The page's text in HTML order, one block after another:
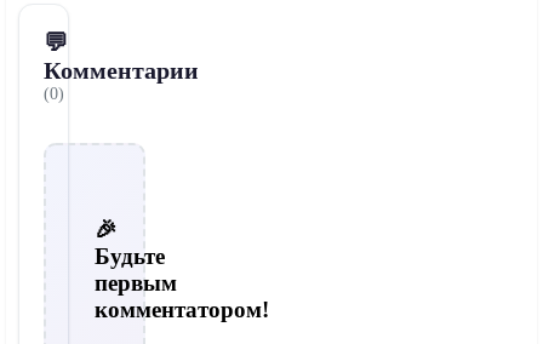
💬
Комментарии
(0)
🎉
Будьте
первым
комментатором!